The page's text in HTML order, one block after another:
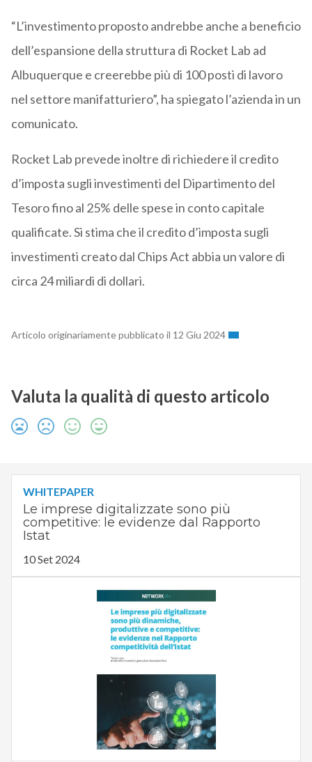
“L’investimento proposto andrebbe anche a beneficio
dell’espansione della struttura di Rocket Lab ad
Albuquerque e creerebbe più di 100 posti di lavoro
nel settore manifatturiero”, ha spiegato l’azienda in un
comunicato.
Rocket Lab prevede inoltre di richiedere il credito
d’imposta sugli investimenti del Dipartimento del
Tesoro fino al 25% delle spese in conto capitale
qualificate. Si stima che il credito d’imposta sugli
investimenti creato dal Chips Act abbia un valore di
circa 24 miliardi di dollari.
Articolo originariamente pubblicato il 12 Giu 2024
Valuta la qualità di questo articolo
WHITEPAPER
Le imprese digitalizzate sono più
competitive: le evidenze dal Rapporto
Istat
10 Set 2024